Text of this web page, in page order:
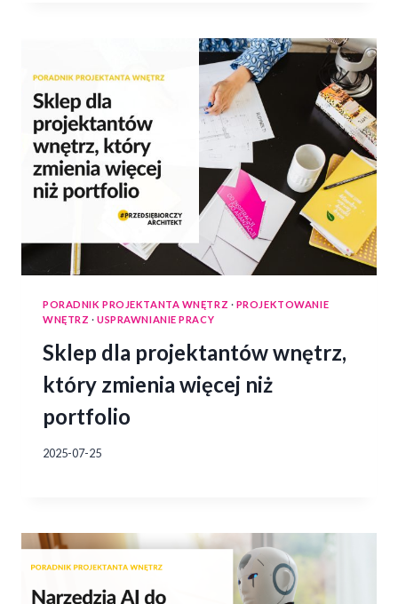
PORADNIK PROJEKTANTA WNĘTRZ · PROJEKTOWANIE
WNĘTRZ ·USPRAWNIANIE PRACY
Sklep dla projektantów wnętrz,
który zmienia więcej niż
portfolio
2025-07-25